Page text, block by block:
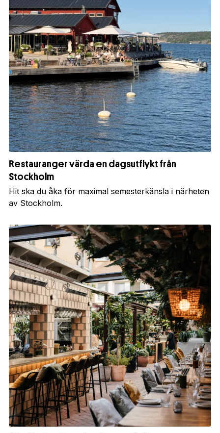
Restauranger värda en dagsutflykt från
Stockholm
Hit ska du åka för maximal semesterkänsla i närheten
av Stockholm.